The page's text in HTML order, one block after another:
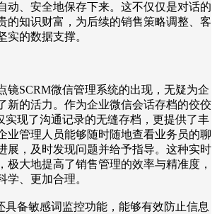
动、安全地保存下来。这不仅仅是对话的
的知识财富，为后续的销售策略调整、客
实的数据支撑。
镜SCRM微信管理系统的出现，无疑为企
新的活力。作为企业微信会话存档的佼佼
实现了沟通记录的无缝存档，更提供了丰
业管理人员能够随时随地查看业务员的聊
展，及时发现问题并给予指导。这种实时
极大地提高了销售管理的效率与精准度，
学、更加合理。
具备敏感词监控功能，能够有效防止信息